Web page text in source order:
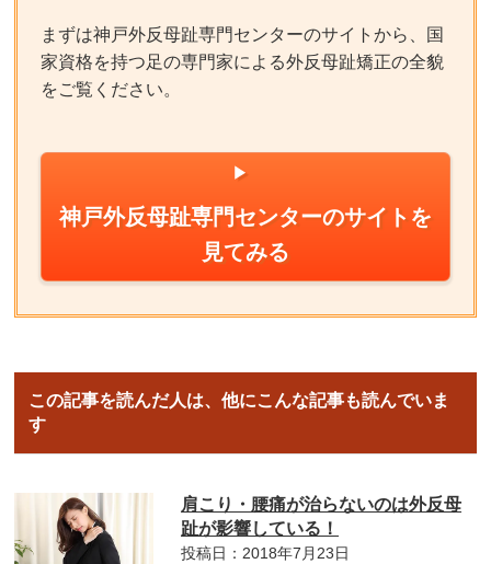
まずは神戸外反母趾専門センターのサイトから、国
家資格を持つ足の専門家による外反母趾矯正の全貌
をご覧ください。
神戸外反母趾専門センターのサイトを
見てみる
この記事を読んだ人は、他にこんな記事も読んでいま
す
肩こり・腰痛が治らないのは外反母
趾が影響している！
投稿日：2018年7月23日